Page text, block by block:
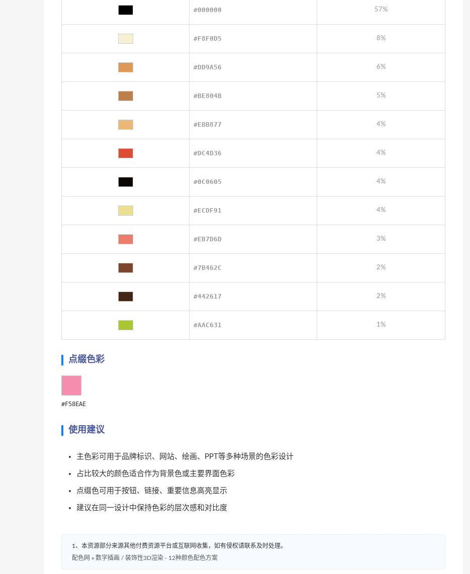
#000000 57%
#F8F0D5 8%
#DD9A56 6%
#BE804B 5%
#EBB877 4%
#DC4D36 4%
#0C0605 4%
#ECDF91 4%
#EB7D6D 3%
#7B462C 2%
#442617 2%
#AAC631 1%
点缀色彩
#F58EAE
使用建议
主色彩可用于品牌标识、网站、绘画、PPT等多种场景的色彩设计
占比较大的颜色适合作为背景色或主要界面色彩
点缀色可用于按钮、链接、重要信息高亮显示
建议在同一设计中保持色彩的层次感和对比度
1、本资源部分来源其他付费资源平台或互联网收集，如有侵权请联系及时处理。
配色网 » 数字插画 / 装饰性3D渲染 - 12种颜色配色方案